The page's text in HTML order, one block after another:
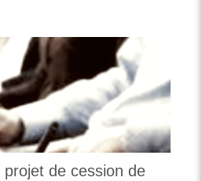
de cession de